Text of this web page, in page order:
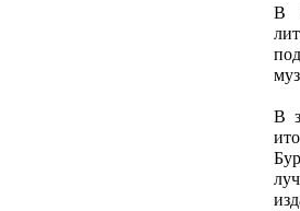
В
В